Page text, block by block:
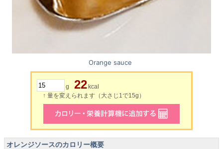
Orange sauce
g 22 kcal
↑ 量を変えられます（大さじ1で15g）
オレンジソースのカロリー概要